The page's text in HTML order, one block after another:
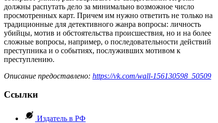
должны распутать дело за минимально возможное число
просмотренных карт. Причем им нужно ответить не только на
традиционные для детективного жанра вопросы: личность
убийцы, мотив и обстоятельства происшествия, но и на более
сложные вопросы, например, о последовательности действий
преступника и о событиях, послуживших мотивом к
преступлению.
Описание предоставлено: https://vk.com/wall-156130598_50509
Ссылки
Издатель в РФ